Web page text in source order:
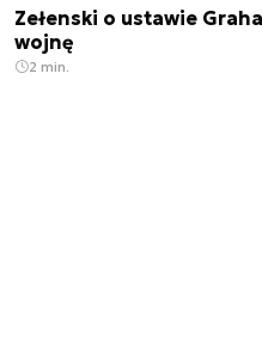
Zełenski o ustawie
wojnę
2 min.